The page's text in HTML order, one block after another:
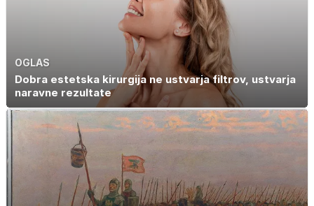
OGLAS
Dobra estetska kirurgija ne ustvarja filtrov, ustvarja
naravne rezultate